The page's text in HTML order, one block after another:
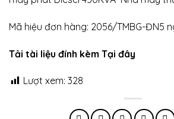
Mã hiệu đơn hàng: 2056/TMBG-ĐN5
Tải tài liệu đính kèm Tại đây
Lượt xem: 328